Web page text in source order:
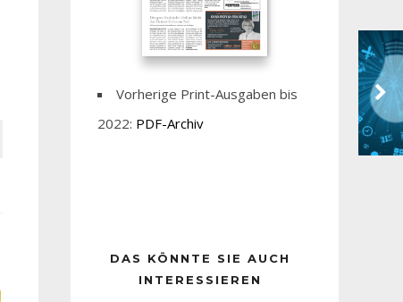
Vorherige Print-Ausgaben bis
2022: PDF-Archiv
DAS KÖNNTE SIE AUCH
INTERESSIEREN